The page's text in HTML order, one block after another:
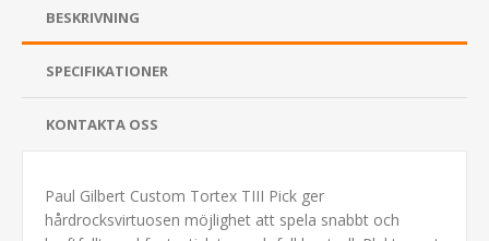
BESKRIVNING
SPECIFIKATIONER
KONTAKTA OSS
Paul Gilbert Custom Tortex TIII Pick ger
hårdrocksvirtuosen möjlighet att spela snabbt och